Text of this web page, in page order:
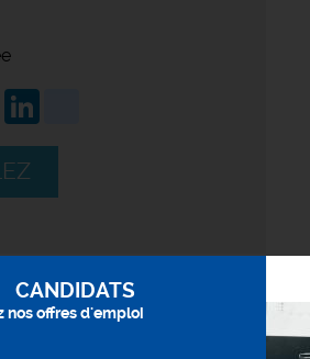
Twitter
CANDIDATS
nos offres d'emploi